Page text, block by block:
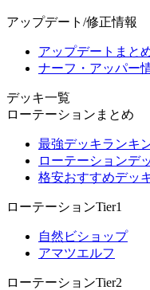
アップデート/修正情報
アップデートまと
ナーフ・アッパー
デッキ一覧
ローテーションまとめ
最強デッキランキ
ローテーションデ
格安おすすめデッ
ローテーションTier1
自然ビショップ
アマツエルフ
ローテーションTier2